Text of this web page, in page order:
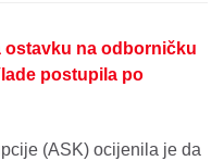
na odborničku
postupila po
(ASK) ocijenila je da